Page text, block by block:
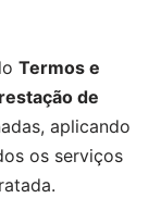
Termos e
de
aplicando
os serviços